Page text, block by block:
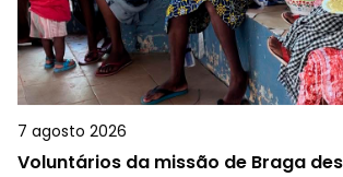
7 agosto 2026
Voluntários da missão de Braga